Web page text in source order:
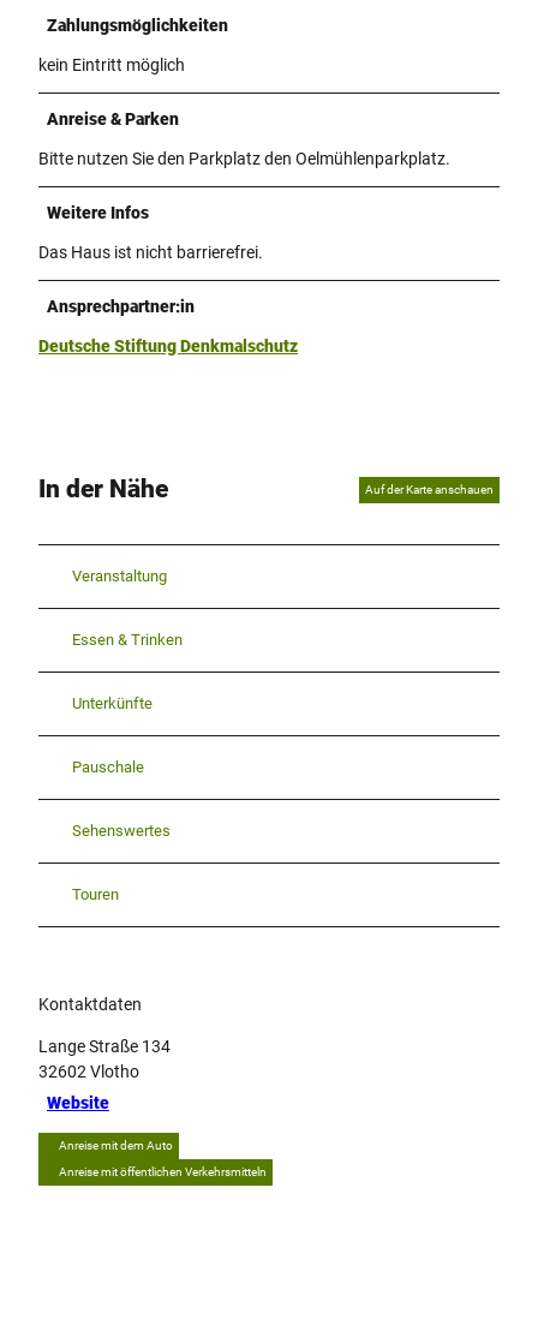
Zahlungsmöglichkeiten
kein Eintritt möglich
Anreise & Parken
Bitte nutzen Sie den Parkplatz den Oelmühlenparkplatz.
Weitere Infos
Das Haus ist nicht barrierefrei.
Ansprechpartner:in
Deutsche Stiftung Denkmalschutz
In der Nähe Auf der Karte anschauen
Veranstaltung
Essen & Trinken
Unterkünfte
Pauschale
Sehenswertes
Touren
Kontaktdaten
Lange Straße 134
32602 Vlotho
Website
Anreise mit dem Auto
Anreise mit öffentlichen Verkehrsmitteln